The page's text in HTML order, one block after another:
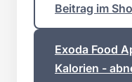
Beitrag im
Exoda Food
Kalorien -